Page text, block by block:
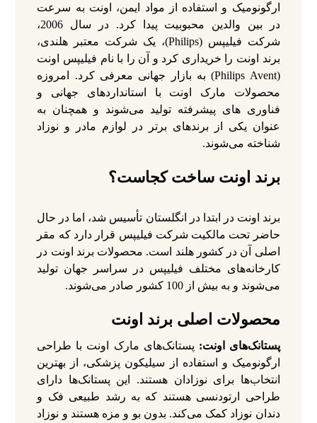
ارگونومیک و استفاده از مواد ایمن، اونت به سرعت
در بین والدین محبوبیت پیدا کرد.
در سال 2006،
شرکت فیلیپس (Philips)، یک شرکت معتبر هلندی،
برند اونت را خریداری کرد و آن را با نام فیلیپس اونت
(Philips Avent) به بازار جهانی معرفی کرد. امروزه
محصولات مارک اونت با استانداردهای جهانی و
فناوری‌ های پیشرفته تولید می‌شوند و همچنان به
عنوان یکی از برندهای برتر در لوازم مادر و نوزاد
شناخته می‌شوند.
برند اونت ساخت کجاست؟
برند اونت در ابتدا در انگلستان تأسیس شد، اما در حال
حاضر تحت مالکیت شرکت فیلیپس قرار دارد که مقر
اصلی آن در کشور هلند است. محصولات برند اونت در
کارخانه‌های مختلف فیلیپس در سراسر جهان تولید
می‌شوند و به بیش از 100 کشور صادر می‌شوند.
محصولات اصلی برند اونت
پستانک‌های اونت: پستانک‌های مارک اونت با طراحی
ارگونومیک و استفاده از سیلیکون پزشکی، از بهترین
انتخاب‌ها برای نوزادان هستند. این پستانک‌ها دارای
طراحی ارتودنسی هستند که به رشد طبیعی فک و
دندان نوزاد کمک می‌کند. بدون بو و مزه هستند و نوزاد